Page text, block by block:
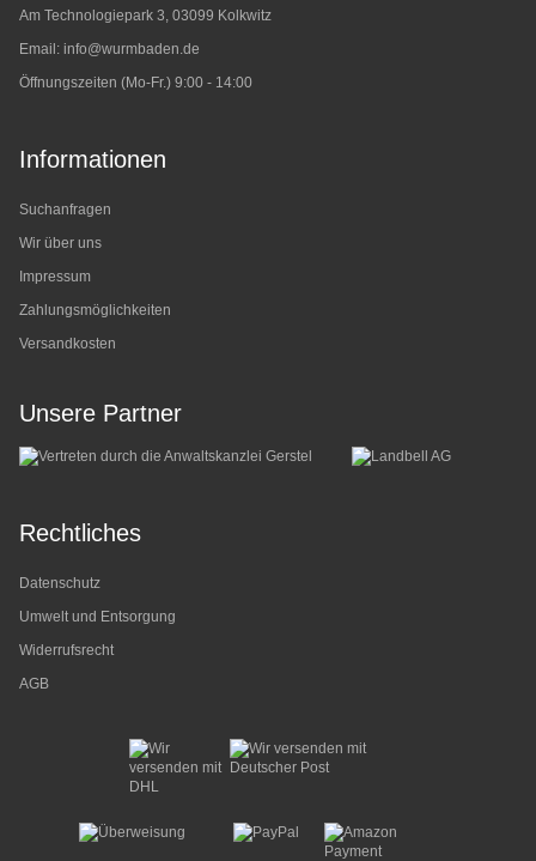
Am Technologiepark 3, 03099 Kolkwitz
Email: info@wurmbaden.de
Öffnungszeiten (Mo-Fr.) 9:00 - 14:00
Informationen
Suchanfragen
Wir über uns
Impressum
Zahlungsmöglichkeiten
Versandkosten
Unsere Partner
Rechtliches
Datenschutz
Umwelt und Entsorgung
Widerrufsrecht
AGB